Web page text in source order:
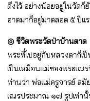
ดึงไว้ อย่างน้อยอยู่ในวัดก็
อาตมาก็อยู่มาตลอด ๕ ปีแร
◎ ชีวิตพระวัดป่าบ้านตาด
พระที่ไปอยู่กับหลวงตาก็เ
เป็นเหมือนแม่ของพระเณ
ท่านว่า พ่อแม่ครูจารย์ ส
เณรประมาณ ๑๗ รูปเท่านั้